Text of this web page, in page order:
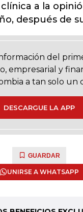
a la
después de
del
empresarial y
a tan solo un
DESCARGUE LA APP
GUARDAR
UNIRSE A WHATSAPP